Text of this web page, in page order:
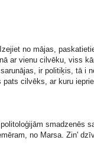
no mājas,
ar vienu cilvēku, viss
ir politiķis, tā i
cilvēks, ar kuru
smadzenēs
no Marsa. Zin'